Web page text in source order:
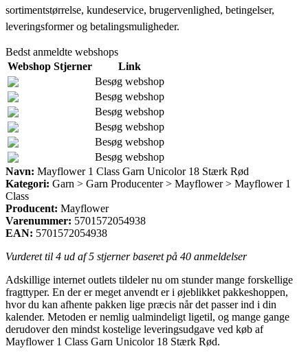
sortimentstørrelse, kundeservice, brugervenlighed, betingelser,
leveringsformer og betalingsmuligheder.
Bedst anmeldte webshops
Webshop Stjerner
Link
Besøg webshop
Besøg webshop
Besøg webshop
Besøg webshop
Besøg webshop
Besøg webshop
Navn: Mayflower 1 Class Garn Unicolor 18 Stærk Rød
Kategori: Garn > Garn Producenter > Mayflower > Mayflower 1
Class
Producent: Mayflower
Varenummer: 5701572054938
EAN: 5701572054938
Vurderet til 4 ud af 5 stjerner baseret på 40 anmeldelser
Adskillige internet outlets tildeler nu om stunder mange forskellige
fragttyper. En der er meget anvendt er i øjeblikket pakkeshoppen,
hvor du kan afhente pakken lige præcis når det passer ind i din
kalender. Metoden er nemlig ualmindeligt ligetil, og mange gange
derudover den mindst kostelige leveringsudgave ved køb af
Mayflower 1 Class Garn Unicolor 18 Stærk Rød.